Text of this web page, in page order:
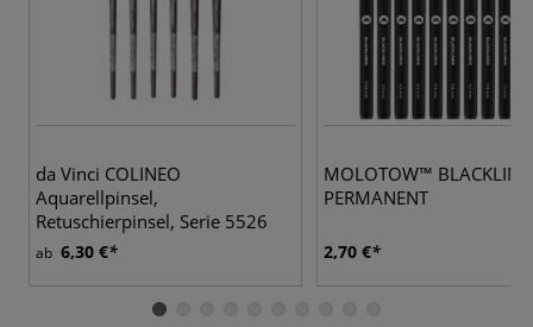
da Vinci COLINEO
Aquarellpinsel,
Retuschierpinsel, Serie 5526
ab 6,30 €
MOLOTOW™
PERMANENT
2,70 €